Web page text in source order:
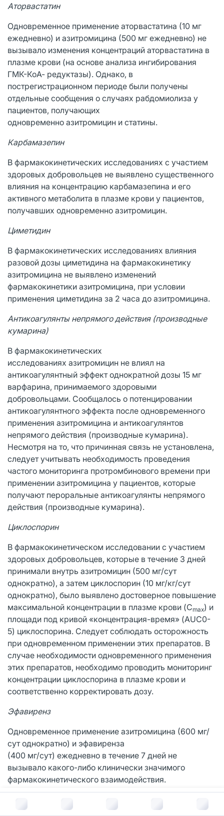
В корзину за
Аторвастатин
Одновременное применение аторвастатина (10 мг
ежедневно) и азитромицина (500 мг ежедневно) не
вызывало изменения концентраций аторвастатина в
плазме крови (на основе анализа ингибирования
ГМК-КоА- редуктазы). Однако, в
пострегистрационном периоде были получены
отдельные сообщения о случаях рабдомиолиза у
пациентов, получающих
одновременно азитромицин и статины.
Карбамазепин
В фармакокинетических исследованиях с участием
здоровых добровольцев не выявлено существенного
влияния на концентрацию карбамазепина и его
активного метаболита в плазме крови у пациентов,
получавших одновременно азитромицин.
Циметидин
В фармакокинетических исследованиях влияния
разовой дозы циметидина на фармакокинетику
азитромицина не выявлено изменений
фармакокинетики азитромицина, при условии
применения циметидина за 2 часа до азитромицина.
Антикоагулянты непрямого действия (производные
кумарина)
В фармакокинетических
исследованиях азитромицин не влиял на
антикоагулянтный эффект однократной дозы 15 мг
варфарина, принимаемого здоровыми
добровольцами. Сообщалось о потенцировании
антикоагулянтного эффекта после одновременного
применения азитромицина и антикоагулянтов
непрямого действия (производные кумарина).
Несмотря на то, что причинная связь не установлена,
следует учитывать необходимость проведения
частого мониторинга протромбинового времени при
применении азитромицина у пациентов, которые
получают пероральные антикоагулянты непрямого
действия (производные кумарина).
Циклоспорин
В фармакокинетическом исследовании с участием
здоровых добровольцев, которые в течение 3 дней
принимали внутрь азитромицин (500 мг/сут
однократно), а затем циклоспорин (10 мг/кг/сут
однократно), было выявлено достоверное повышение
максимальной концентрации в плазме крови (Cmax) и
площади под кривой «концентрация-время» (AUC0-
5) циклоспорина. Следует соблюдать осторожность
при одновременном применении этих препаратов. В
случае необходимости одновременного применения
этих препаратов, необходимо проводить мониторинг
концентрации циклоспорина в плазме крови и
соответственно корректировать дозу.
Эфавиренз
Одновременное применение азитромицина (600 мг/
сут однократно) и эфавиренза
(400 мг/сут) ежедневно в течение 7 дней не
вызывало какого-либо клинически значимого
фармакокинетического взаимодействия.